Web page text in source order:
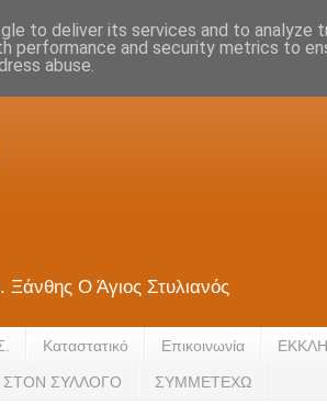
Ο Άγιος Στυλιανός
Καταστατικό Eπικοινωνία
ΣΤΟΝ ΣΥΛΛΟΓΟ ΣΥΜΜΕΤΕΧΩ
to deliver its services and to analyze
performance and security metrics to
abuse.